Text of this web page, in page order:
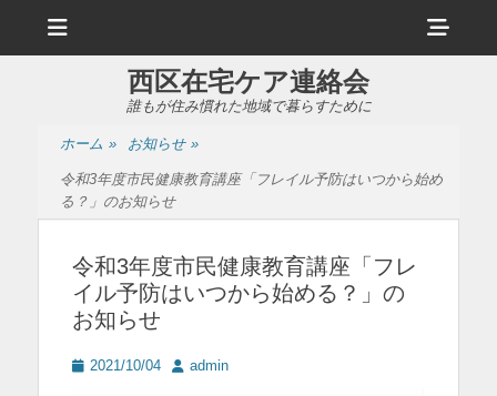
ュ
ヘ
ッ
西区在宅ケア連絡会
誰もが住み慣れた地域で暮らすために
ホーム » お知らせ »
令和3年度市民健康教育講座「フレイル予防はいつから始め
る？」のお知らせ
令和3年度市民健康教育講座「フレ
イル予防はいつから始める？」の
お知らせ
投 2021/10/04
投 admin